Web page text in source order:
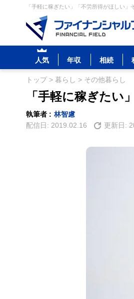
「手軽に稼ぎたい」「不労所得がほしい
人気 年収 相続
トップ> 暮らし > その他暮らし
「手軽に稼ぎたい
執筆者 : 林智慮
配信日: 2019.02.16 更新日: